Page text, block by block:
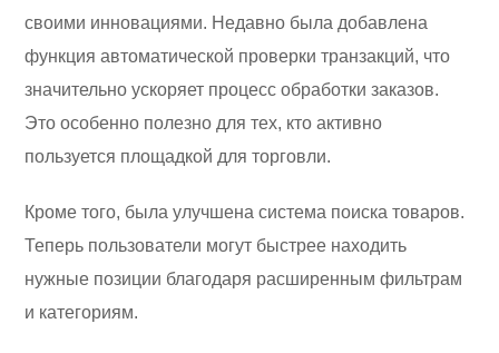
своими инновациями. Недавно была добавлена
функция автоматической проверки транзакций, что
значительно ускоряет процесс обработки заказов.
Это особенно полезно для тех, кто активно
пользуется площадкой для торговли.
Кроме того, была улучшена система поиска товаров.
Теперь пользователи могут быстрее находить
нужные позиции благодаря расширенным фильтрам
и категориям.